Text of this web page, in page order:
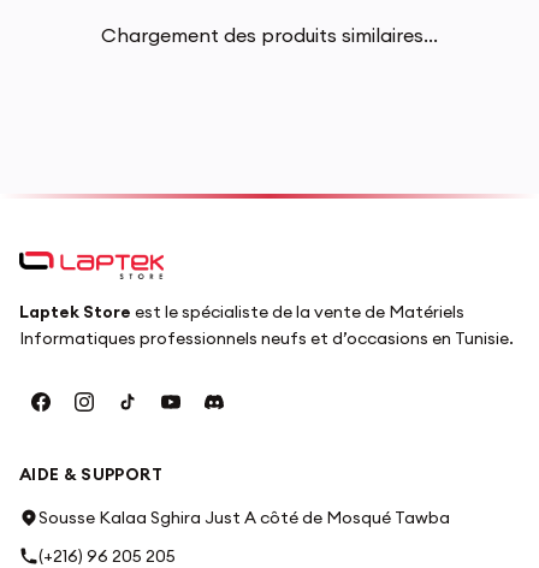
Chargement des produits similaires...
Laptek Store est le spécialiste de la vente de Matériels
Informatiques professionnels neufs et d’occasions en Tunisie.
AIDE & SUPPORT
Sousse Kalaa Sghira Just A côté de Mosqué Tawba
(+216) 96 205 205